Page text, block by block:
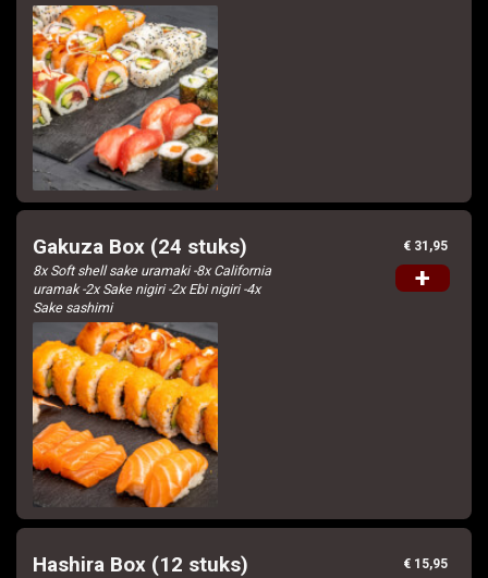
Gakuza Box (24 stuks)
8x Soft shell sake uramaki -8x California
uramak -2x Sake nigiri -2x Ebi nigiri -4x
Sake sashimi
€ 31,95
+
Hashira Box (12 stuks) € 15,95